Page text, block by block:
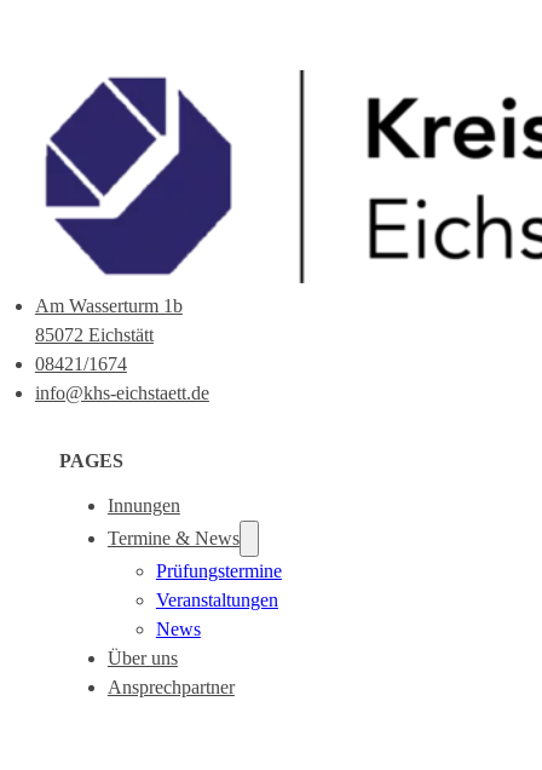
Am Wasserturm 1b
85072 Eichstätt
08421/1674
info@khs-eichstaett.de
PAGES
Innungen
Termine & News
Prüfungstermine
Veranstaltungen
News
Über uns
Ansprechpartner